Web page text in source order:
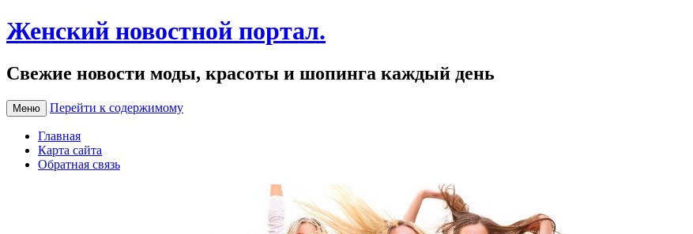
Женский новостной портал.
Свежие новости моды, красоты и шопинга каждый день
Меню Перейти к содержимому
Главная
Карта сайта
Обратная связь